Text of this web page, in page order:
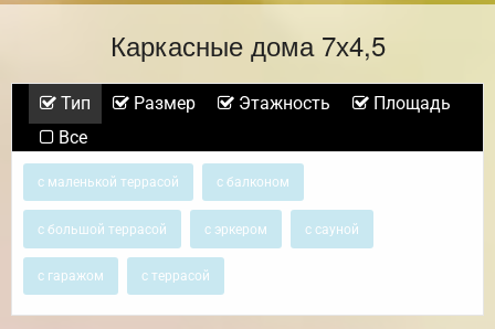
Каркасные дома 7х4,5
Тип Размер Этажность
Площадь
Все
с маленькой террасой с балконом
с большой террасой с эркером с сауной
с гаражом с террасой